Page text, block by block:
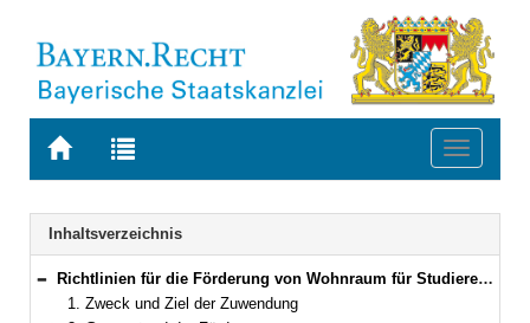
Zur
BAYERN.RECHT
Zur
letzten
Suche
Toggle
Navigation
Inhaltsverzeichnis
Bereich reduzieren
Richtlinien für die Förderung von Wohnraum für Studierende
1. Zweck und Ziel der Zuwendung